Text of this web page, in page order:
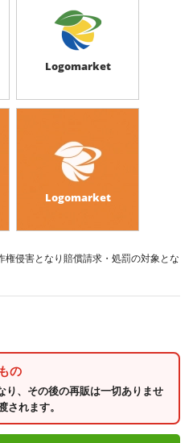
Logomarket
Logomarket
侵害となり賠償請求・処罰の対象とな
の
り、その後の再販は一切ありませ
れます。